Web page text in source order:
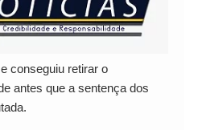
conseguiu retirar o
antes que a sentença dos